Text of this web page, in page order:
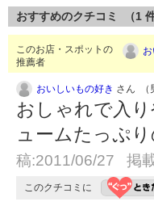
おすすめのクチコミ （1
このお店・スポットの
推薦者
おいしいもの好き さん （
おしゃれで入
ュームたっぷ
稿:2011/06/27 掲
このクチコミに